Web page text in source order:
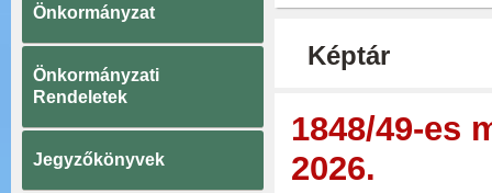
Önkormányzat
Önkormányzati
Rendeletek
Jegyzőkönyvek
Képtár
1848/49-es
2026.